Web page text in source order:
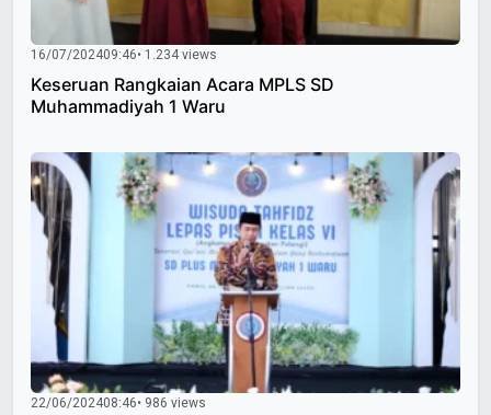
16/07/202409:46• 1.234 views
Keseruan Rangkaian Acara MPLS SD
Muhammadiyah 1 Waru
22/06/202408:46• 986 views